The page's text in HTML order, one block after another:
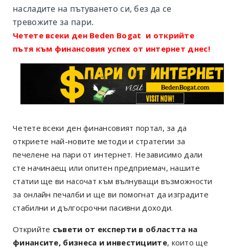
насладите на пътуването си, без да се
тревожите за пари.
Четете всеки ден Beden Bogat и открийте
пътя към финансовия успех от интернет днес!
Четете всеки ден финансовият портал, за да
откриете най-новите методи и стратегии за
печелене на пари от интернет. Независимо дали
сте начинаещ или опитен предприемач, нашите
статии ще ви насочат към вълнуващи възможности
за онлайн печалби и ще ви помогнат да изградите
стабилни и дългосрочни пасивни доходи.
Открийте съвети от експерти в областта на
финансите, бизнеса и инвестициите, които ще